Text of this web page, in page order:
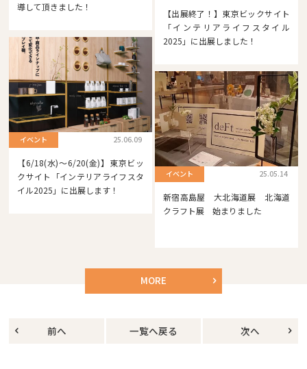
導して頂きました！
【出展終了！】東京ビックサイト
「インテリアライフスタイル
2025」に出展しました！
イベント 25.06.09
【6/18(水)～6/20(金)】東京ビッ
クサイト「インテリアライフスタ
イル2025」に出展します！
イベント 25.05.14
新宿高島屋 大北海道展 北海道
クラフト展 始まりました
MORE
前へ 一覧へ戻る 次へ